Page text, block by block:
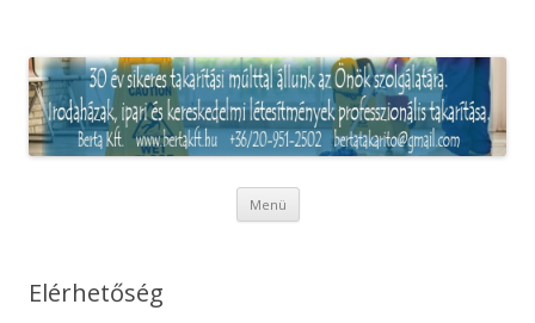
Pest megyében
Menü Kilépés
tartalomba
Elérhetőség